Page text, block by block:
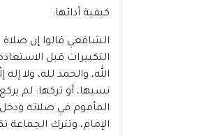
كيفية أدائها:
الشافعي قالوا إن صلاة
التكبيرات قبل
الله، والحمد لله، ولا
نسيها، أو تركها: لم
المأموم في صلاته ودخل
الإمام، وتترك